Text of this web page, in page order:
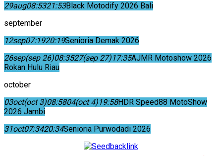
29aug08:5321:53Black Motodify 2026 Bali
september
12sep07:1920:19Senioria Demak 2026
26sep(sep 26)08:3527(sep 27)17:35AJMR Motoshow 2026
Rokan Hulu Riau
october
03oct(oct 3)08:5804(oct 4)19:58HDR Speed88 MotoShow
2026 Jambi
31oct07:3420:34Senioria Purwodadi 2026